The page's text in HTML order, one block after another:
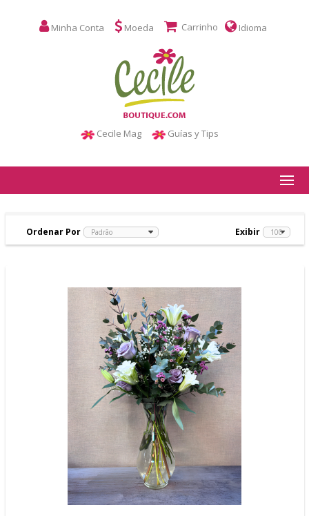
Minha Conta Moeda Carrinho Idioma
Cecile Mag Guías y Tips
Ordenar Por Exibir